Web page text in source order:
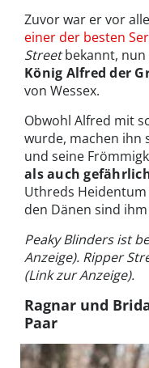
Zuvor war er vor
einer der besten
Streetbekannt,
König Alfred der
von Wessex.
Obwohl Alfred mit
wurde, machen ihn
und seine
als auch
Uthreds
den Dänen sind
Peaky Blinders ist
Anzeige). Ripper
(Link zur Anzeige).
Ragnar und
Paar